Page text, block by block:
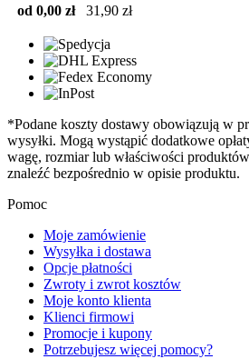
od 0,00 zł
31,90 zł
*Podane koszty dostawy obowiązują w
wysyłki. Mogą wystąpić dodatkowe
wagę, rozmiar lub właściwości
znaleźć bezpośrednio w opisie produktu.
Pomoc
Moje zamówienie
Wysyłka i dostawa
Opcje płatności
Zwroty i zwrot kosztów
Moje konto klienta
Klienci firmowi
Promocje i kupony
Potrzebujesz więcej pomocy?